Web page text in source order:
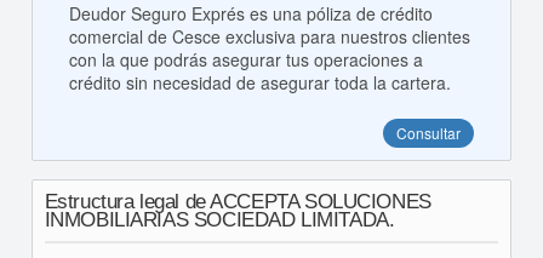
Deudor Seguro Exprés es una póliza de crédito
comercial de Cesce exclusiva para nuestros clientes
con la que podrás asegurar tus operaciones a
crédito sin necesidad de asegurar toda la cartera.
Consultar
Estructura legal de ACCEPTA SOLUCIONES
INMOBILIARIAS SOCIEDAD LIMITADA.